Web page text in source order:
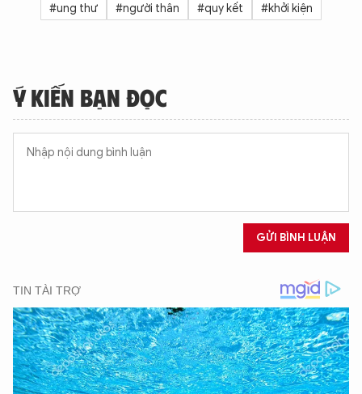
#ung thư
#người thân #quy kết #khởi kiện
Ý KIẾN BẠN ĐỌC
GỬI BÌNH LUẬN